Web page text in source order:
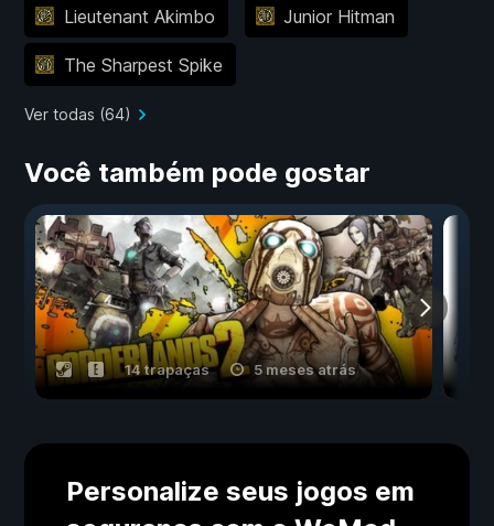
Lieutenant Akimbo Junior Hitman
The Sharpest Spike
Ver todas (64)
Você também pode gostar
14 trapaças 5 meses atrás
Personalize seus jogos em